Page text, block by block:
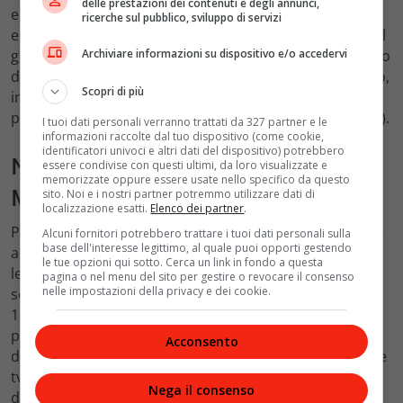
e Serkan avrà una discussione in occasione della prima
ecografia. Mentre la Yildiz vorrebbe infatti non sapere il
genere della creatura, il Bolat si mostrerà curioso, tanto
da scattare di nascosto una foto al monitor. Poco dopo,
insieme ad Engin, riunirà un team di esperti perché
possano illuminarlo sul sesso del bambino (o bambina).
Non solo Canale 5: le fiction di
Mediaset anche su Italia 1 e Rete 4
Proseguono gli appuntamenti con le fiction anche sulle
altre reti di Mediaset. Su Rete 4 proseguono, in replica,
le vicende deIl Segreto, in onda a partire dalle 12:31. A
seguire, tornaLa signora in giallo, a partire dalle ore
13:00. Dopo lo sportello diForum, delle ore 14:00 e il
programma
Dalla pare degli animali
, alle ore 15:35, il
daytime di Rete 4 prosegue, dalle ore 16:45, con la serie
tv
Colombo. Anche Italia 1 si apre all’insegna
dell’intrattenimento. Dalle 14:05 alle 15:25 andranno in
ricerche sul pubblico, sviluppo di servizi
Archiviare informazioni su dispositivo e/o accedervi
Scopri di più
I tuoi dati personali verranno trattati da 327 partner e le
informazioni raccolte dal tuo dispositivo (come cookie,
identificatori univoci e altri dati del dispositivo) potrebbero
essere condivise con questi ultimi, da loro visualizzate e
memorizzate oppure essere usate nello specifico da questo
sito. Noi e i nostri partner potremmo utilizzare dati di
localizzazione esatti. Elenco dei partner.
Alcuni fornitori potrebbero trattare i tuoi dati personali sulla
base dell'interesse legittimo, al quale puoi opporti gestendo
le tue opzioni qui sotto. Cerca un link in fondo a questa
pagina o nel menu del sito per gestire o revocare il consenso
nelle impostazioni della privacy e dei cookie.
Acconsento
Nega il consenso